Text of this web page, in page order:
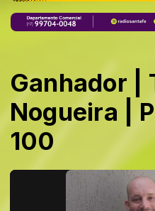
Ganhador |
Nogueira |
100